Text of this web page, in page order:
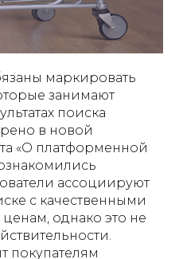
маркировать
занимают
поиска
в новой
«О платформенной
ассоциируют
с качественными
однако это не
покупателям